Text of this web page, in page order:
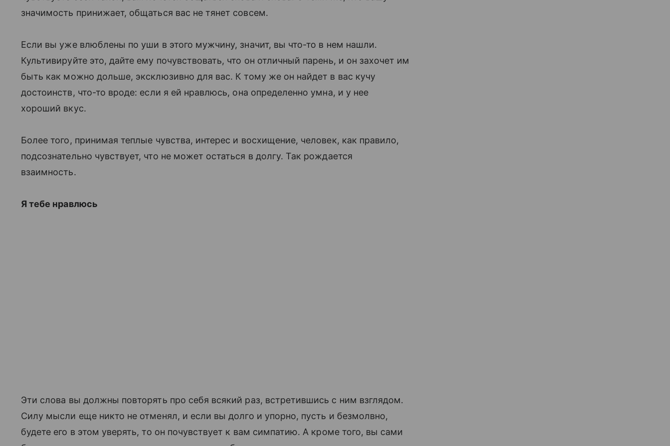
значимость принижает, общаться вас не тянет совсем.
Если вы уже влюблены по уши в этого мужчину, значит, вы что-то в нем нашли.
Культивируйте это, дайте ему почувствовать, что он отличный парень, и он захочет им
быть как можно дольше, эксклюзивно для вас. К тому же он найдет в вас кучу
достоинств, что-то вроде: если я ей нравлюсь, она определенно умна, и у нее
хороший вкус.
Более того, принимая теплые чувства, интерес и восхищение, человек, как правило,
подсознательно чувствует, что не может остаться в долгу. Так рождается
взаимность.
Я тебе нравлюсь
Эти слова вы должны повторять про себя всякий раз, встретившись с ним взглядом.
Силу мысли еще никто не отменял, и если вы долго и упорно, пусть и безмолвно,
будете его в этом уверять, то он почувствует к вам симпатию. А кроме того, вы сами